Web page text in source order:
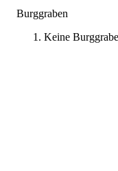
Burggraben
Keine